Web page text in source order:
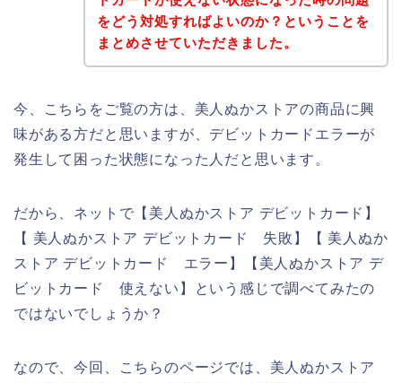
をどう対処すればよいのか？ということを
まとめさせていただきました。
今、こちらをご覧の方は、美人ぬかストアの商品に興
味がある方だと思いますが、デビットカードエラーが
発生して困った状態になった人だと思います。
だから、ネットで【美人ぬかストア デビットカード】
【 美人ぬかストア デビットカード 失敗】【 美人ぬか
ストア デビットカード エラー】【美人ぬかストア デ
ビットカード 使えない】という感じで調べてみたの
ではないでしょうか？
なので、今回、こちらのページでは、美人ぬかストア